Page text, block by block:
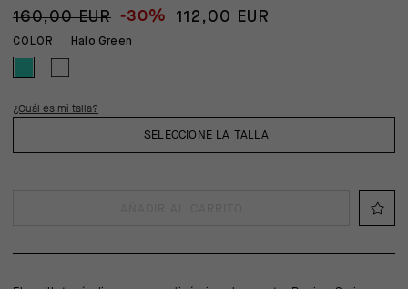
160,00 EUR -30% 112,00 EUR
COLOR Halo Green
SELECCIONE LA TALLA
¿Cuál es mi talla?